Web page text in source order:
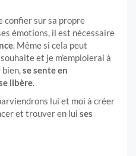
confier sur sa propre
émotions, il est nécessaire
. Même si cela peut
et je m’emploierai à
bien,se sente en
libère.
lui et moi à créer
et trouver en lui ses